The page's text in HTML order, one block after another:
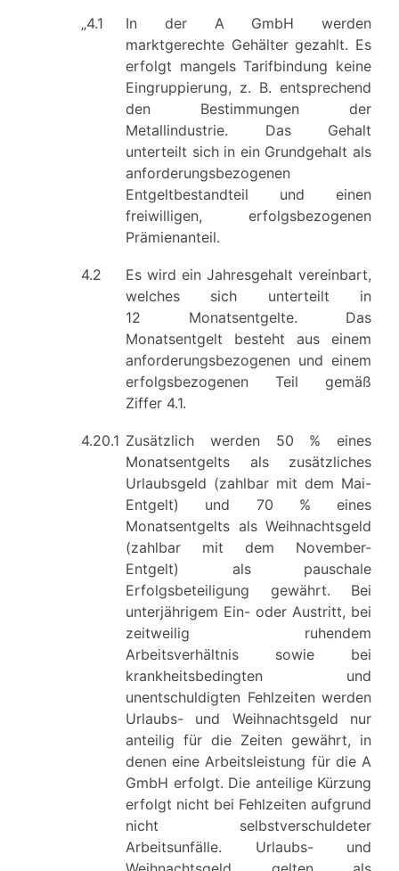
„4.1
In der A GmbH werden
marktgerechte Gehälter gezahlt. Es
erfolgt mangels Tarifbindung keine
Eingruppierung, z. B. entsprechend
den Bestimmungen der
Metallindustrie. Das Gehalt
unterteilt sich in ein Grundgehalt als
anforderungsbezogenen
Entgeltbestandteil und einen
freiwilligen, erfolgsbezogenen
Prämienanteil.
4.2
Es wird ein Jahresgehalt vereinbart,
welches sich unterteilt in
12 Monatsentgelte. Das
Monatsentgelt besteht aus einem
anforderungsbezogenen und einem
erfolgsbezogenen Teil gemäß
Ziffer 4.1.
4.20.1 Zusätzlich werden 50 % eines
Monatsentgelts als zusätzliches
Urlaubsgeld (zahlbar mit dem Mai-
Entgelt) und 70 % eines
Monatsentgelts als Weihnachtsgeld
(zahlbar mit dem November-
Entgelt) als pauschale
Erfolgsbeteiligung gewährt. Bei
unterjährigem Ein- oder Austritt, bei
zeitweilig ruhendem
Arbeitsverhältnis sowie bei
krankheitsbedingten und
unentschuldigten Fehlzeiten werden
Urlaubs- und Weihnachtsgeld nur
anteilig für die Zeiten gewährt, in
denen eine Arbeitsleistung für die A
GmbH erfolgt. Die anteilige Kürzung
erfolgt nicht bei Fehlzeiten aufgrund
nicht selbstverschuldeter
Arbeitsunfälle. Urlaubs- und